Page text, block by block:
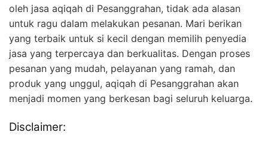
oleh jasa aqiqah di Pesanggrahan, tidak ada alasan
untuk ragu dalam melakukan pesanan. Mari berikan
yang terbaik untuk si kecil dengan memilih penyedia
jasa yang terpercaya dan berkualitas. Dengan proses
pesanan yang mudah, pelayanan yang ramah, dan
produk yang unggul, aqiqah di Pesanggrahan akan
menjadi momen yang berkesan bagi seluruh keluarga.
Disclaimer: